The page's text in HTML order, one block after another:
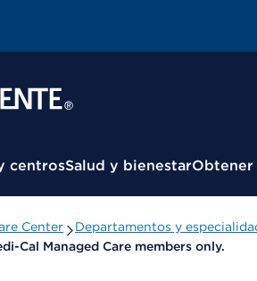
centrosSalud y bienestarObtener
Center
Departamentos y
Cal Managed Care members only.